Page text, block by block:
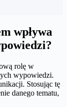
wpływa
rolę w
wypowiedzi.
Stosując tę
danego tematu,